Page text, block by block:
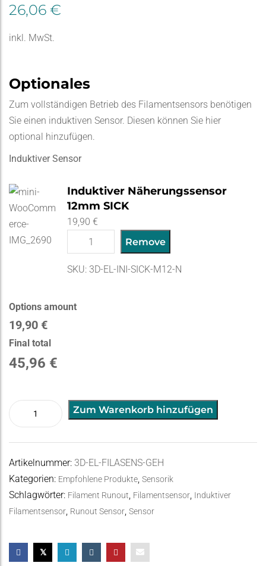
26,06 €
inkl. MwSt.
Optionales
Zum vollständigen Betrieb des Filamentsensors benötigen
Sie einen induktiven Sensor. Diesen können Sie hier
optional hinzufügen.
Induktiver Sensor
Induktiver Näherungssensor
12mm SICK
19,90€
Remove
SKU:3D-EL-INI-SICK-M12-N
Options amount
19,90 €
Final total
45,96 €
CR-
3D
Induktiver
Filamentsensor
Zum Warenkorb hinzufügen
t
Artikelnummer: 3D-EL-FILASENS-GEH
Kategorien: Empfohlene Produkte, Sensorik
Schlagwörter: Filament Runout, Filamentsensor, Induktiver
Filamentsensor, Runout Sensor, Sensor